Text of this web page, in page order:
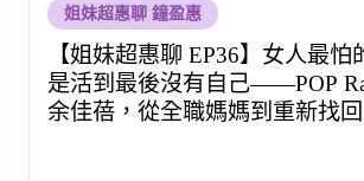
姐妹超惠聊 鐘盈惠
【姐妹超惠聊 EP36】女人最怕
是活到最後沒有自己——POP
余佳蓓，從全職媽媽到重新找